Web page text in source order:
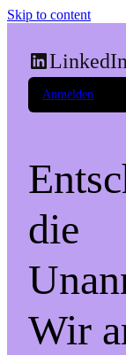
Skip to content
LinkedIn
Anmelden
die
Wir